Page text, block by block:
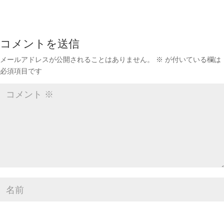
コメントを送信
メールアドレスが公開されることはありません。 ※ が付いている欄は
必須項目です